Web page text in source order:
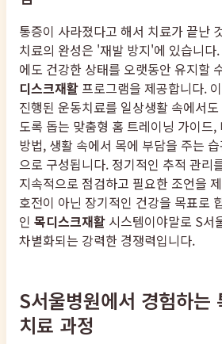
통증이 사라졌다고 해서 치료가 끝난
치료의 완성은 '재발 방지'에 있습니다
에도 건강한 상태를 오랫동안 유지할
디스크재활프로그램을 제공합니다.
진행된 운동치료를 일상생활 속에서
도록 돕는 맞춤형 홈 트레이닝 가이드
방법, 생활 속에서 목에 부담을 주는
으로 구성됩니다. 정기적인 추적 관리
지속적으로 점검하고 필요한 조언을
호전이 아닌 장기적인 건강을 목표로
인 목디스크재활 시스템이야말로 S서
차별화되는 강력한 경쟁력입니다.
S서울병원에서 경험하는
치료 과정